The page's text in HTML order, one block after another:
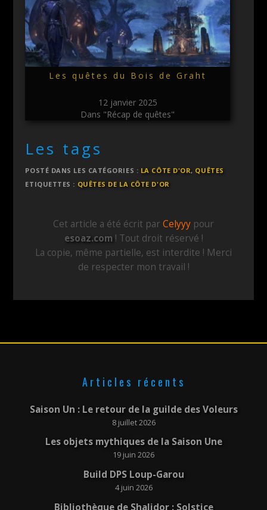
Les quêtes du Bois de Graht
12 janvier 2025
Dans "Récap de quêtes"
Les tags
POSTÉ DANS LES CATÉGORIES : LA CÔTE D'OR, QUÊTES
ETIQUETTES : QUÊTES DE LA CÔTE D'OR
Cet article a été écrit par Celyyy pour
esoaz.com ! Tout droit réservé !
La copie, même partielle, est interdite ! Merci
de respecter mon travail !
Articles récents
Saison Un : Le retour de la guilde des Voleurs
8 juillet 2026
Les objets mythiques de la Saison Une
19 juin 2026
Build DPS Loup-Garou
4 juin 2026
Bibliothèque de Shalidor : Solstice